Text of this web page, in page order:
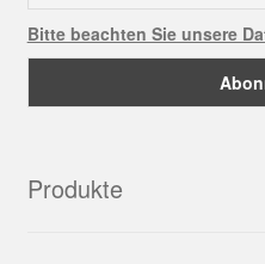
Bitte beachten Sie unsere
Produkte